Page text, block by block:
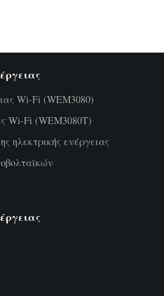
Wi-Fi (WEM3080)
Wi-Fi (WEM3080T)
ηλεκτρικής ενέργειας